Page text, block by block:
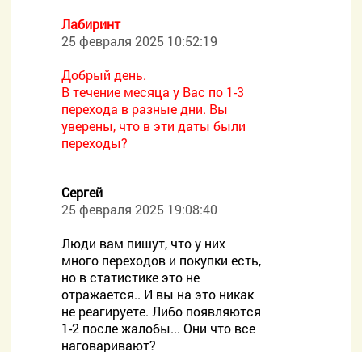
Лабиринт
25 февраля 2025 10:52:19
Добрый день.
В течение месяца у Вас по 1-3
перехода в разные дни. Вы
уверены, что в эти даты были
переходы?
Сергей
25 февраля 2025 19:08:40
Люди вам пишут, что у них
много переходов и покупки есть,
но в статистике это не
отражается.. И вы на это никак
не реагируете. Либо появляются
1-2 после жалобы... Они что все
наговаривают?